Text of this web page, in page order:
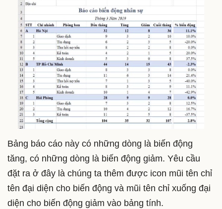
Bảng báo cáo này có những dòng là biến động
tăng, có những dòng là biến động giảm. Yêu cầu
đặt ra ở đây là chúng ta thêm được icon mũi tên chỉ
tên đại diện cho biến động và mũi tên chỉ xuống đại
diện cho biến động giảm vào bảng tính.